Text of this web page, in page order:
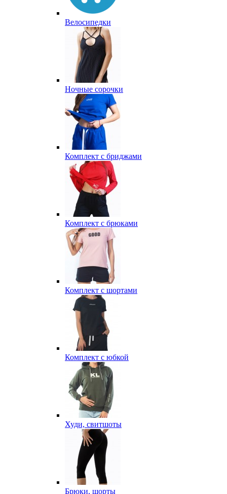
Велосипедки
Ночные сорочки
Комплект с бриджами
Комплект с брюками
Комплект с шортами
Комплект с юбкой
Худи, свитшоты
Брюки, шорты